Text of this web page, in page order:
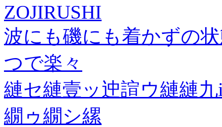
ZOJIRUSHI
波にも磯にも着かずの
つで楽々
縺セ縺壹ッ迚諠ウ縺縺
繝ゥ繝シ縲